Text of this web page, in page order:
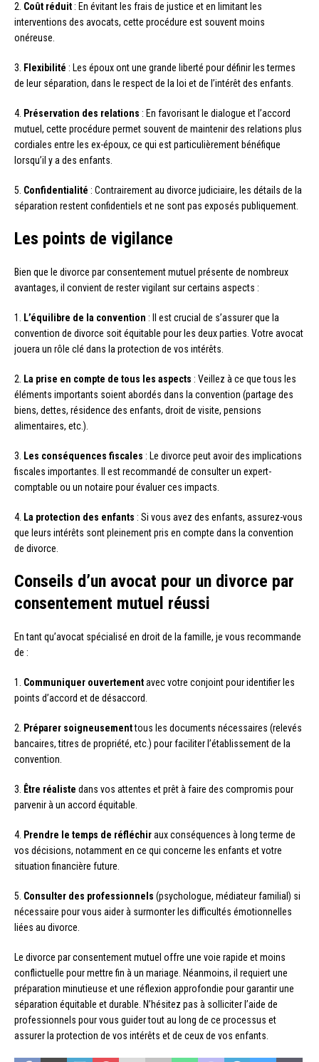
2. Coût réduit : En évitant les frais de justice et en limitant les
interventions des avocats, cette procédure est souvent moins
onéreuse.
3. Flexibilité : Les époux ont une grande liberté pour définir les termes
de leur séparation, dans le respect de la loi et de l’intérêt des enfants.
4. Préservation des relations : En favorisant le dialogue et l’accord
mutuel, cette procédure permet souvent de maintenir des relations plus
cordiales entre les ex-époux, ce qui est particulièrement bénéfique
lorsqu’il y a des enfants.
5. Confidentialité : Contrairement au divorce judiciaire, les détails de la
séparation restent confidentiels et ne sont pas exposés publiquement.
Les points de vigilance
Bien que le divorce par consentement mutuel présente de nombreux
avantages, il convient de rester vigilant sur certains aspects :
1. L’équilibre de la convention : Il est crucial de s’assurer que la
convention de divorce soit équitable pour les deux parties. Votre avocat
jouera un rôle clé dans la protection de vos intérêts.
2. La prise en compte de tous les aspects : Veillez à ce que tous les
éléments importants soient abordés dans la convention (partage des
biens, dettes, résidence des enfants, droit de visite, pensions
alimentaires, etc.).
3. Les conséquences fiscales : Le divorce peut avoir des implications
fiscales importantes. Il est recommandé de consulter un expert-
comptable ou un notaire pour évaluer ces impacts.
4. La protection des enfants : Si vous avez des enfants, assurez-vous
que leurs intérêts sont pleinement pris en compte dans la convention
de divorce.
Conseils d’un avocat pour un divorce par
consentement mutuel réussi
En tant qu’avocat spécialisé en droit de la famille, je vous recommande
de :
1. Communiquer ouvertementavec votre conjoint pour identifier les
points d’accord et de désaccord.
2. Préparer soigneusementtous les documents nécessaires (relevés
bancaires, titres de propriété, etc.) pour faciliter l’établissement de la
convention.
3. Être réaliste dans vos attentes et prêt à faire des compromis pour
parvenir à un accord équitable.
4. Prendre le temps de réfléchiraux conséquences à long terme de
vos décisions, notamment en ce qui concerne les enfants et votre
situation financière future.
5. Consulter des professionnels (psychologue, médiateur familial) si
nécessaire pour vous aider à surmonter les difficultés émotionnelles
liées au divorce.
Le divorce par consentement mutuel offre une voie rapide et moins
conflictuelle pour mettre fin à un mariage. Néanmoins, il requiert une
préparation minutieuse et une réflexion approfondie pour garantir une
séparation équitable et durable. N’hésitez pas à solliciter l’aide de
professionnels pour vous guider tout au long de ce processus et
assurer la protection de vos intérêts et de ceux de vos enfants.